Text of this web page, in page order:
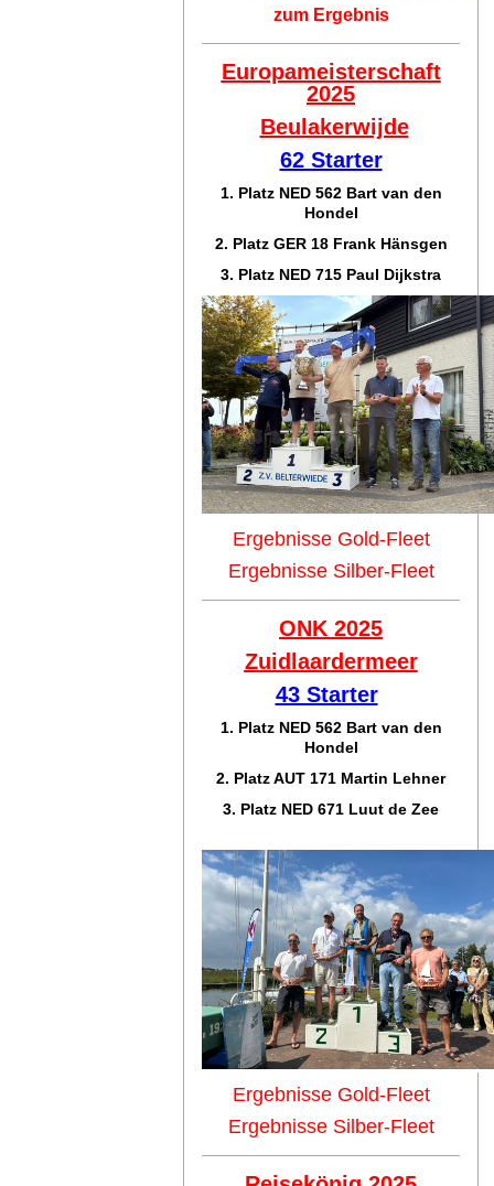
zum Ergebnis
Europameisterschaft
2025
Beulakerwijde
62 Starter
1. Platz NED 562 Bart van den
Hondel
2. Platz GER 18 Frank Hänsgen
3. Platz NED 715 Paul Dijkstra
Ergebnisse Gold-Fleet
Ergebnisse Silber-Fleet
ONK 2025
Zuidlaardermeer
43 Starter
1. Platz NED 562 Bart van den
Hondel
2. Platz AUT 171 Martin Lehner
3. Platz NED 671 Luut de Zee
Ergebnisse Gold-Fleet
Ergebnisse Silber-Fleet